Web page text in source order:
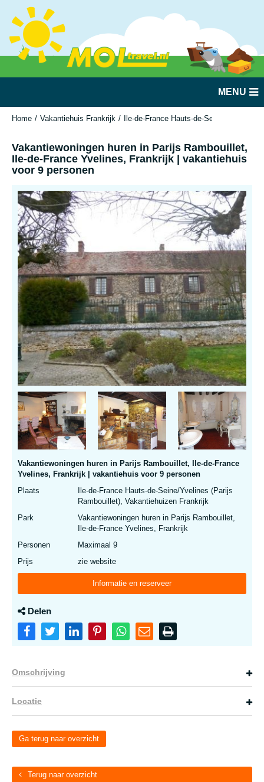
MENU
Home Vakantiehuis Frankrijk Ile-de-France Hauts-de-Seine/Yvelines
Vakantiewoningen huren in Parijs Rambouillet,
Ile-de-France Yvelines, Frankrijk | vakantiehuis
voor 9 personen
Vakantiewoningen huren in Parijs Rambouillet, Ile-de-France
Yvelines, Frankrijk | vakantiehuis voor 9 personen
Plaats
Ile-de-France Hauts-de-Seine/Yvelines (Parijs
Rambouillet), Vakantiehuizen Frankrijk
Park
Vakantiewoningen huren in Parijs Rambouillet,
Ile-de-France Yvelines, Frankrijk
Personen
Maximaal 9
Prijs
zie website
Informatie en reserveer
Delen
Omschrijving
Locatie
Ga terug naar overzicht
Terug naar overzicht